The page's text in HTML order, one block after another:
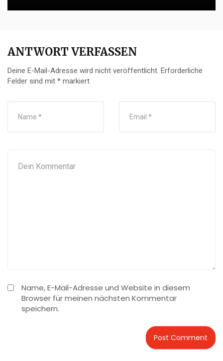
ANTWORT VERFASSEN
Deine E-Mail-Adresse wird nicht veröffentlicht. Erforderliche
Felder sind mit * markiert
Name, E-Mail-Adresse und Website in diesem
Browser für meinen nächsten Kommentar
speichern.